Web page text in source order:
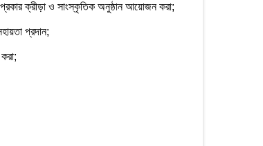
ক্রীড়া ও সাংস্কৃতিক অনুষ্ঠান আয়োজন করা;
প্রদান;